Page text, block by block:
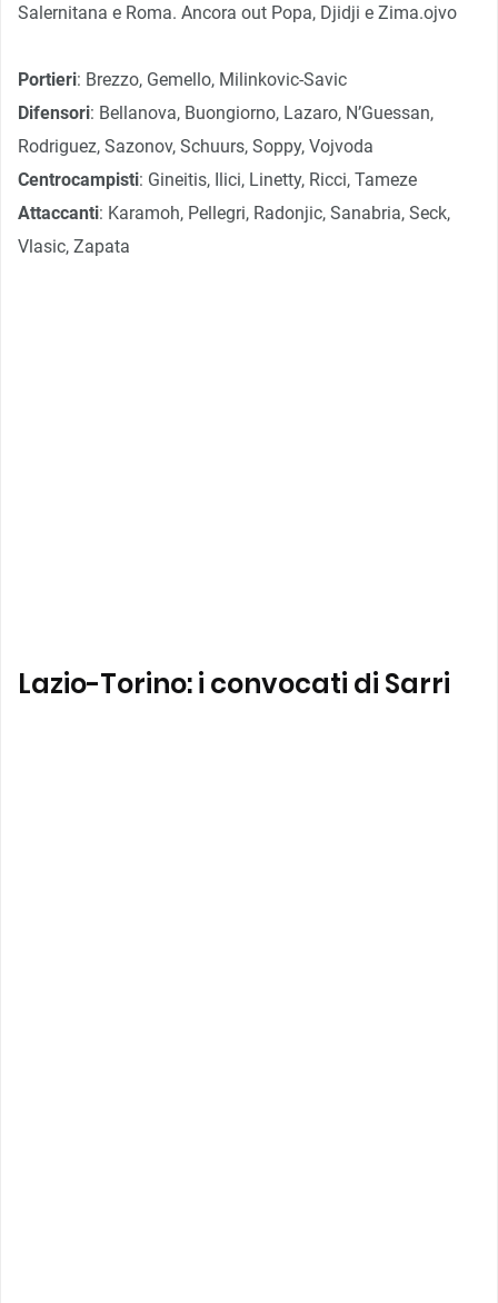
Salernitana e Roma. Ancora out Popa, Djidji e Zima.ojvo
Portieri: Brezzo, Gemello, Milinkovic-Savic
Difensori: Bellanova, Buongiorno, Lazaro, N’Guessan,
Rodriguez, Sazonov, Schuurs, Soppy, Vojvoda
Centrocampisti: Gineitis, Ilici, Linetty, Ricci, Tameze
Attaccanti: Karamoh, Pellegri, Radonjic, Sanabria, Seck,
Vlasic, Zapata
Lazio-Torino: i convocati di Sarri